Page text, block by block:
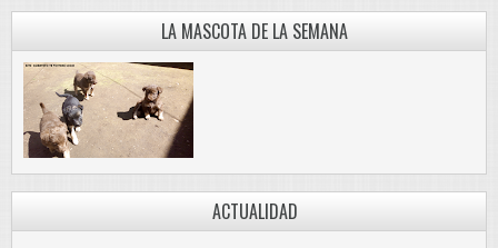
LA MASCOTA DE LA SEMANA
ACTUALIDAD